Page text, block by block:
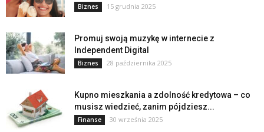
Biznes 15 grudnia 2025
Promuj swoją muzykę w internecie z
Independent Digital
Biznes 28 października 2025
Kupno mieszkania a zdolność kredytowa – co
musisz wiedzieć, zanim pójdziesz...
Finanse 30 września 2025